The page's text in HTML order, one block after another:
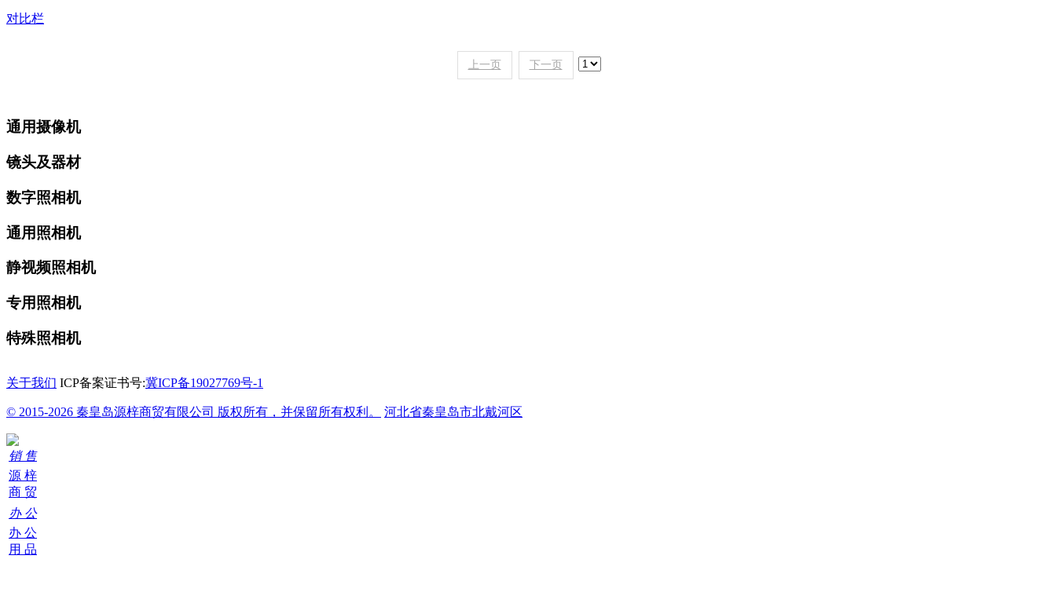
对比栏
上一页 下一页
通用摄像机
镜头及器材
数字照相机
通用照相机
静视频照相机
专用照相机
特殊照相机
关于我们 ICP备案证书号:冀ICP备19027769号-1
© 2015-2026 秦皇岛源梓商贸有限公司 版权所有，并保留所有权利。 河北省秦皇岛市北戴河区
销 售
源 梓
商 贸
办 公
办 公
用 品